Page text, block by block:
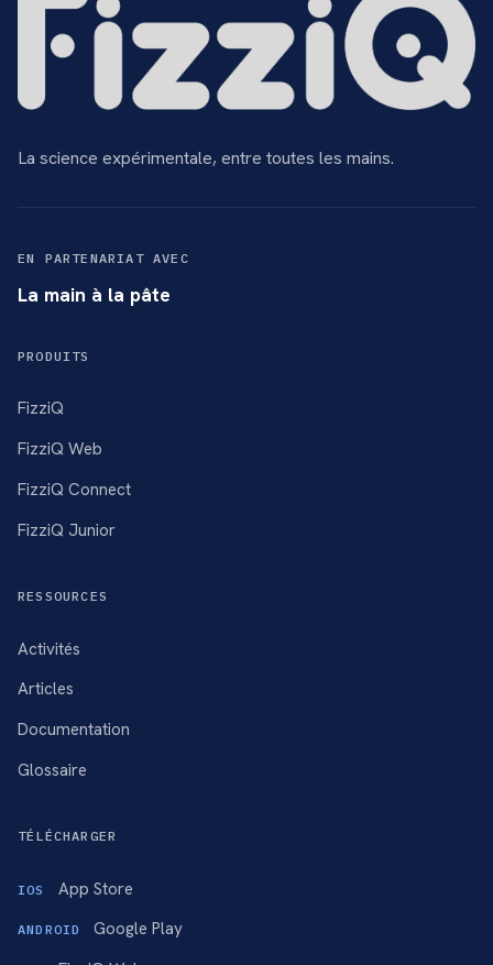
La science expérimentale, entre toutes les mains.
EN PARTENARIAT AVEC
La main à la pâte
PRODUITS
FizziQ
FizziQ Web
FizziQ Connect
FizziQ Junior
RESSOURCES
Activités
Articles
Documentation
Glossaire
TÉLÉCHARGER
IOS App Store
ANDROID Google Play